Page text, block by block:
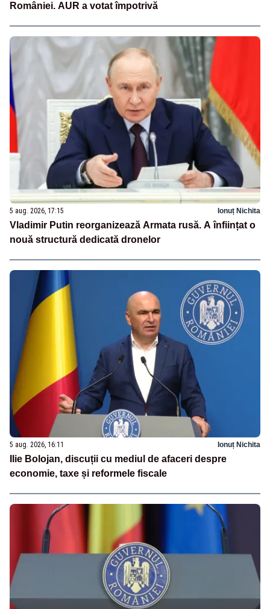
României. AUR a votat împotrivă
5 aug. 2026, 17:15 Ionuț Nichita
Vladimir Putin reorganizează Armata rusă. A înființat o
nouă structură dedicată dronelor
5 aug. 2026, 16:11 Ionuț Nichita
Ilie Bolojan, discuții cu mediul de afaceri despre
economie, taxe și reformele fiscale